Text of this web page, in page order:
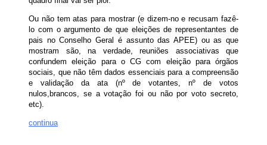
Ou não tem atas para mostrar (e dizem-no e recusam fazê-
lo com o argumento de que eleições de representantes de
pais no Conselho Geral é assunto das APEE) ou as que
mostram são, na verdade, reuniões associativas que
confundem eleição para o CG com eleição para órgãos
sociais, que não têm dados essenciais para a compreensão
e validação da ata (nº de votantes, nº de votos
nulos,brancos, se a votação foi ou não por voto secreto,
etc).
continua